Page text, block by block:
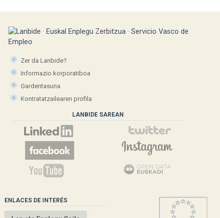
Zer da Lanbide?
Informazio korporatiboa
Gardentasuna
Kontratatzailearen profila
LANBIDE SAREAN
ENLACES DE INTERÉS